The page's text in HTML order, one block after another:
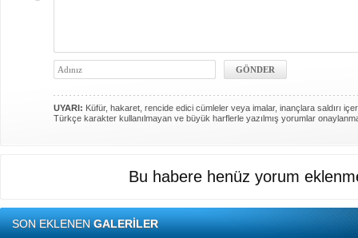
UYARI: Küfür, hakaret, rencide edici cümleler veya imalar, inançlara saldırı
Türkçe karakter kullanılmayan ve büyük harflerle yazılmış yorumlar
Bu habere henüz yorum
SON EKLENENGALERİLER